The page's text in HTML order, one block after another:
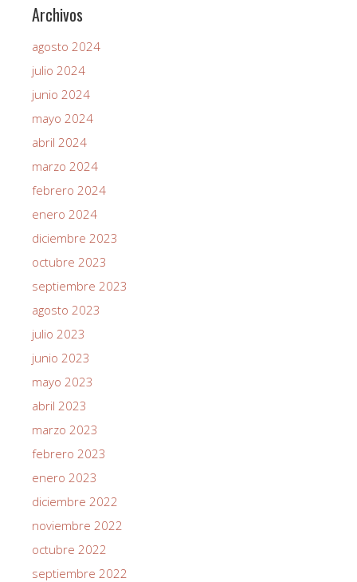
Archivos
agosto 2024
julio 2024
junio 2024
mayo 2024
abril 2024
marzo 2024
febrero 2024
enero 2024
diciembre 2023
octubre 2023
septiembre 2023
agosto 2023
julio 2023
junio 2023
mayo 2023
abril 2023
marzo 2023
febrero 2023
enero 2023
diciembre 2022
noviembre 2022
octubre 2022
septiembre 2022